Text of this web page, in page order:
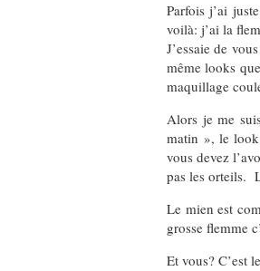
Parfois j’ai
voilà: j’ai la
J’essaie de
même looks
maquillage
Alors je me
matin », le look
vous devez
pas les orteils.
Le mien est
grosse flemme
Et vous? C’est